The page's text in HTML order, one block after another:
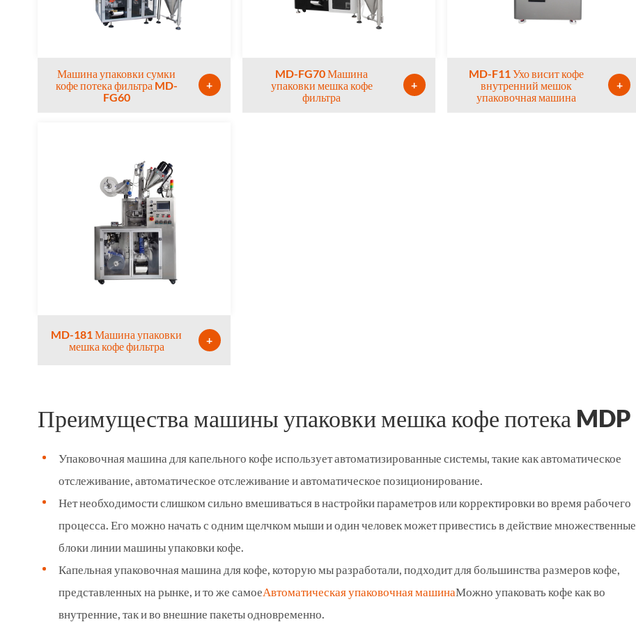
Машина упаковки сумки
кофе потека фильтра MD-
FG60
+
MD-FG70 Машина
упаковки мешка кофе
фильтра
+
MD-F11 Ухо висит кофе
внутренний мешок
упаковочная машина
+
MD-181 Машина упаковки
мешка кофе фильтра
+
Преимущества машины упаковки мешка кофе потека MDP
Упаковочная машина для капельного кофе использует автоматизированные системы, такие как автоматическое
отслеживание, автоматическое отслеживание и автоматическое позиционирование.
Нет необходимости слишком сильно вмешиваться в настройки параметров или корректировки во время рабочего
процесса. Его можно начать с одним щелчком мыши и один человек может привестись в действие множественные
блоки линии машины упаковки кофе.
Капельная упаковочная машина для кофе, которую мы разработали, подходит для большинства размеров кофе,
представленных на рынке, и то же самоеАвтоматическая упаковочная машинаМожно упаковать кофе как во
внутренние, так и во внешние пакеты одновременно.